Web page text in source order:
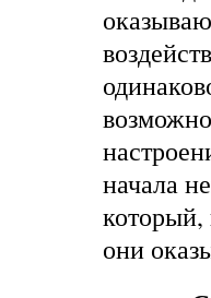
начала
который,
они